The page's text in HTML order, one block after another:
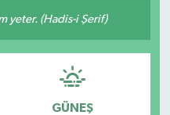
yeter. (Hadis-i Şerif)
GÜNEŞ